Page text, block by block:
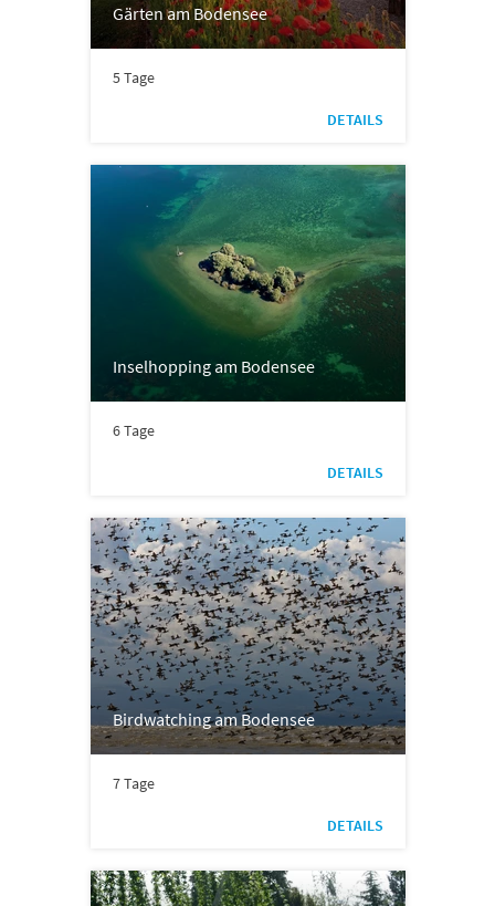
Gärten am Bodensee
5 Tage
DETAILS
Inselhopping am Bodensee
6 Tage
DETAILS
Birdwatching am Bodensee
7 Tage
DETAILS